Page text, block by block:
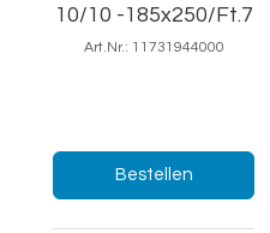
10/10 -185x250/Ft.7
Art.Nr.: 11731944000
Bestellen